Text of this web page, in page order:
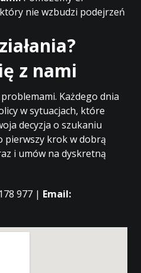
nie wzbudzi podejrzeń
z nami
Każdego dnia
w sytuacjach, które
decyzja o szukaniu
pierwszy krok w dobrą
i umów na dyskretną
977 | Email: